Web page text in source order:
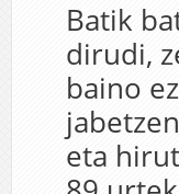
Batik
dirudi,
baino
eta